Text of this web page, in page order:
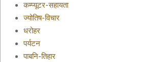
कम्प्यूटर-सहायता
ज्योतिष-विचार
धरोहर
पर्यटन
पाबनि-तिहार